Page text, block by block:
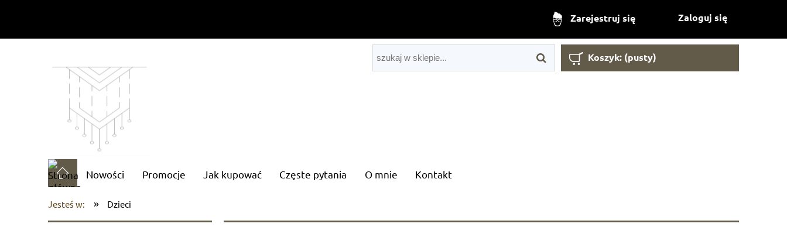
Zarejestruj się Zaloguj się
Koszyk: (pusty)
Nowości Promocje Jak kupować Częste pytania O mnie Kontakt
Jesteś w: » Dzieci